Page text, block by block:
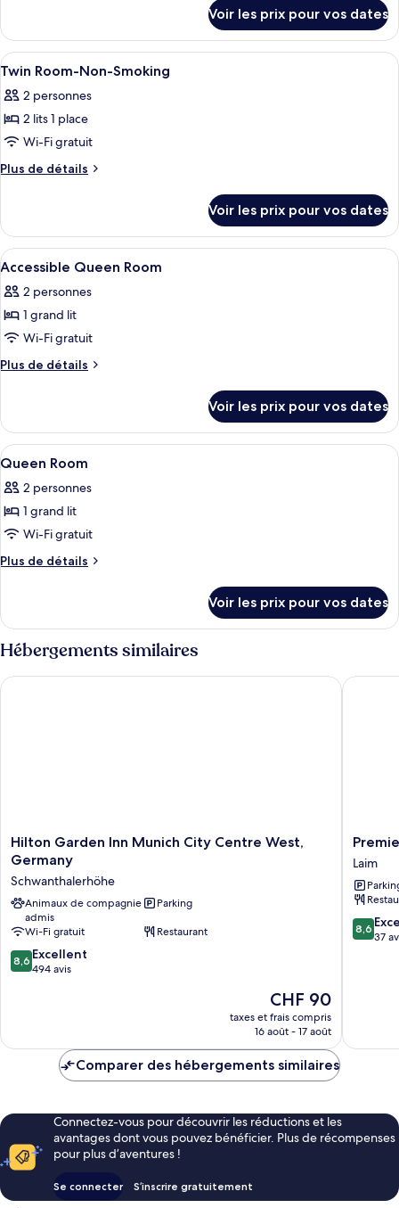
1
grand
lit,
accessible
aux
personnes
mobilité
le
type
de
Chambre,
lit,
accessible
aux
mobilité
Voir les prix pour vos dates
Afficher
toutes
les
photos
pour
ce
chambre :
Twin
Room-
Non-
Smoking
Une chambre d’hôtel avec deux lits,
6
Twin Room-Non-Smoking
2 personnes
2 lits 1 place
Wi-Fi gratuit
Plus de détails
Plus
le
type
de
Twin
Room-
Smoking
Voir les prix pour vos dates
Afficher
toutes
les
photos
pour
ce
chambre :
Accessible
Queen
Room
1 chambre, literie de qualité
7
Accessible Queen Room
2 personnes
1 grand lit
Wi-Fi gratuit
Plus de détails
Plus
le
type
de
Accessible
Queen
Voir les prix pour vos dates
Afficher
toutes
les
photos
pour
ce
chambre :
Queen
Room
1 chambre, literie de qualité
8
Queen Room
2 personnes
1 grand lit
Wi-Fi gratuit
Plus de détails
Plus
le
type
de
Queen
Voir les prix pour vos dates
Hébergements similaires
Hilton
Garden
Munich
City
Centre
West,
Germany
Schwanthalerhöhe
Hilton Garden Inn Munich City Centre West,
Germany
Schwanthalerhöhe
Animaux de compagnie
admis
Parking
Wi-Fi gratuit
Restaurant
8.6
sur
8,6 Excellent
494 avis
Le
nouveau
prix
de
CHF 90
taxes et frais compris
16 août - 17 août
Hilton Garden Inn Munich City Centre West, Germany
Premier
Inn
City
West
Laim
Laim
8.6
sur
8,6
37
Premier
Comparer des hébergements similaires
Connectez-vous pour découvrir les réductions et les
avantages dont vous pouvez bénéficier. Plus de récompenses
pour plus d’aventures !
Se connecter S’inscrire gratuitement